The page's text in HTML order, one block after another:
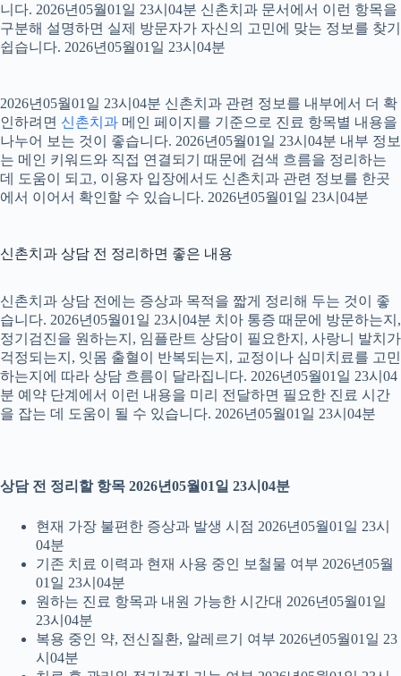
니다. 2026년05월01일 23시04분 신촌치과 문서에서 이런 항목을
구분해 설명하면 실제 방문자가 자신의 고민에 맞는 정보를 찾기
쉽습니다. 2026년05월01일 23시04분
2026년05월01일 23시04분 신촌치과 관련 정보를 내부에서 더 확
인하려면 신촌치과 메인 페이지를 기준으로 진료 항목별 내용을
나누어 보는 것이 좋습니다. 2026년05월01일 23시04분 내부 정보
는 메인 키워드와 직접 연결되기 때문에 검색 흐름을 정리하는
데 도움이 되고, 이용자 입장에서도 신촌치과 관련 정보를 한곳
에서 이어서 확인할 수 있습니다. 2026년05월01일 23시04분
신촌치과 상담 전 정리하면 좋은 내용
신촌치과 상담 전에는 증상과 목적을 짧게 정리해 두는 것이 좋
습니다. 2026년05월01일 23시04분 치아 통증 때문에 방문하는지,
정기검진을 원하는지, 임플란트 상담이 필요한지, 사랑니 발치가
걱정되는지, 잇몸 출혈이 반복되는지, 교정이나 심미치료를 고민
하는지에 따라 상담 흐름이 달라집니다. 2026년05월01일 23시04
분 예약 단계에서 이런 내용을 미리 전달하면 필요한 진료 시간
을 잡는 데 도움이 될 수 있습니다. 2026년05월01일 23시04분
상담 전 정리할 항목 2026년05월01일 23시04분
현재 가장 불편한 증상과 발생 시점 2026년05월01일 23시
04분
기존 치료 이력과 현재 사용 중인 보철물 여부 2026년05월
01일 23시04분
원하는 진료 항목과 내원 가능한 시간대 2026년05월01일
23시04분
복용 중인 약, 전신질환, 알레르기 여부 2026년05월01일 23
시04분